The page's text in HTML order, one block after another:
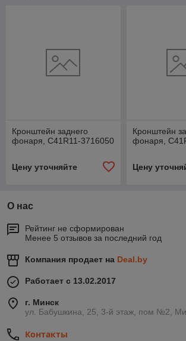
Кронштейн заднего
фонаря, С41R11-3716050
Цену уточняйте
Кронштейн
фонаря,
Цену
О нас
Рейтинг не сформирован
Менее 5 отзывов за последний год
Компания продает на Deal.by
Работает с 13.02.2017
г. Минск
ул. Бабушкина, 25, 3-й этаж, пом №2,
Контакты